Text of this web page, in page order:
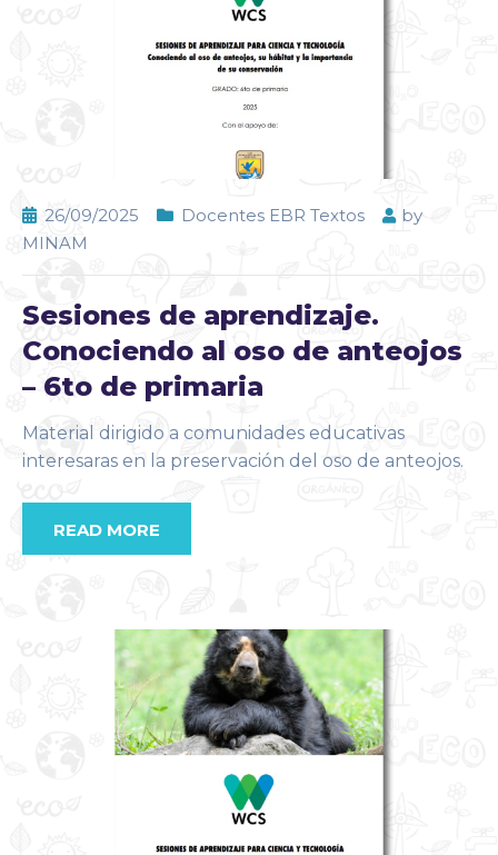
26/09/2025 Docentes EBR Textos
by
MINAM
Sesiones de aprendizaje.
Conociendo al oso de anteojos
– 6to de primaria
Material dirigido a comunidades educativas
interesaras en la preservación del oso de anteojos.
READ MORE